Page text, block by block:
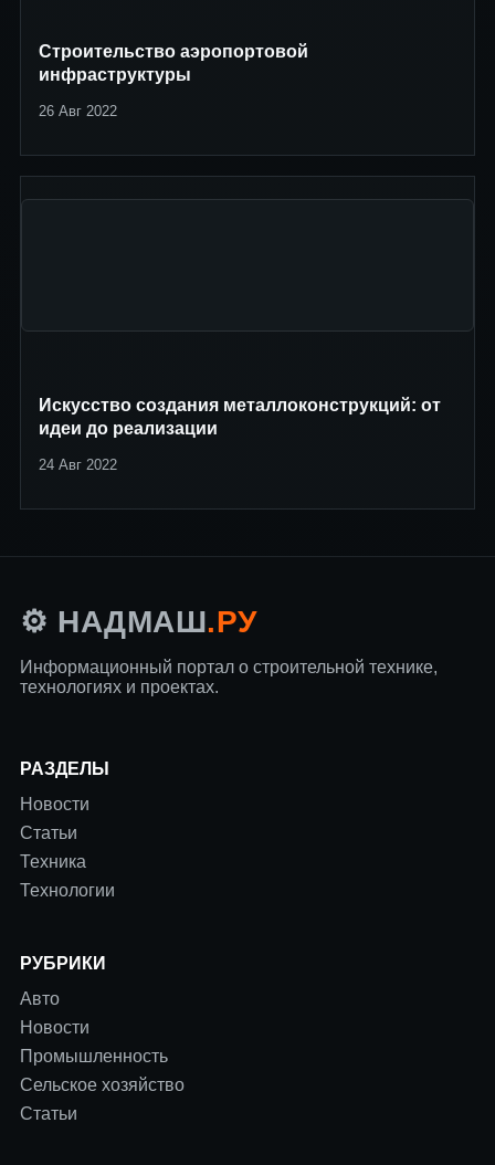
Строительство аэропортовой
инфраструктуры
26 Авг 2022
Искусство создания металлоконструкций: от
идеи до реализации
24 Авг 2022
⚙️ НАДМАШ.РУ
Информационный портал о строительной технике,
технологиях и проектах.
РАЗДЕЛЫ
Новости
Статьи
Техника
Технологии
РУБРИКИ
Авто
Новости
Промышленность
Сельское хозяйство
Статьи